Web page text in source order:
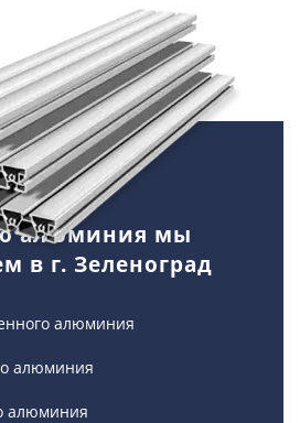
алюминия мы
в г. Зеленоград
алюминия
алюминия
алюминия